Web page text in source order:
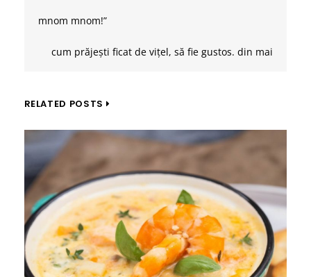
mnom mnom!”
cum prăjești ficat de vițel, să fie gustos. din mai
RELATED POSTS